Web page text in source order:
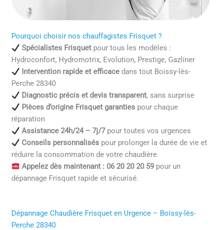
Pourquoi choisir nos chauffagistes Frisquet ?
Spécialistes Frisquetpour tous les modèles :
Hydroconfort, Hydromotrix, Evolution, Prestige, Gazliner
Intervention rapide et efficacedans tout Boissy-lès-
Perche 28340
Diagnostic précis et devis transparent, sans surprise
Pièces d’origine Frisquet garantiespour chaque
réparation
Assistance 24h/24 – 7j/7pour toutes vos urgences
Conseils personnaliséspour prolonger la durée de vie et
réduire la consommation de votre chaudière
Appelez dès maintenant : 06 20 20 20 59pour un
dépannage Frisquet rapide et sécurisé.
Dépannage Chaudière Frisquet en Urgence – Boissy-lès-
Perche 28340